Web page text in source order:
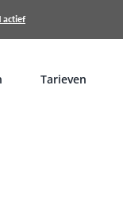
actief
Tarieven